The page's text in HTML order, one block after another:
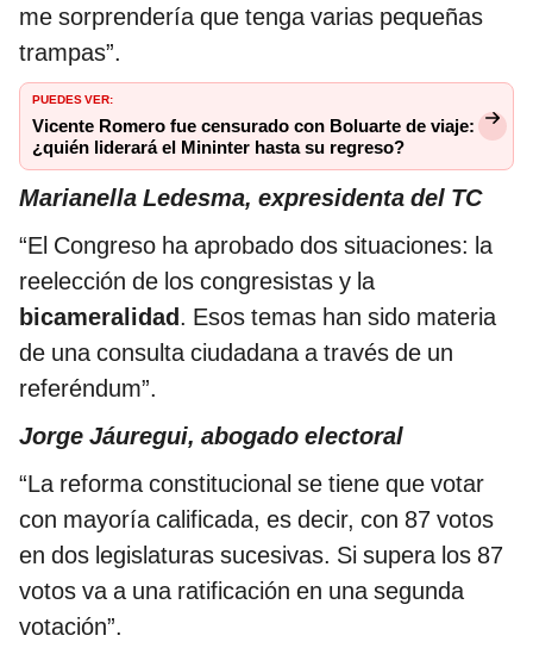
me sorprendería que tenga varias pequeñas
trampas”.
PUEDES VER:
Vicente Romero fue censurado con Boluarte de viaje:
¿quién liderará el Mininter hasta su regreso?
Marianella Ledesma, expresidenta del TC
“El Congreso ha aprobado dos situaciones: la
reelección de los congresistas y la
bicameralidad. Esos temas han sido materia
de una consulta ciudadana a través de un
referéndum”.
Jorge Jáuregui, abogado electoral
“La reforma constitucional se tiene que votar
con mayoría calificada, es decir, con 87 votos
en dos legislaturas sucesivas. Si supera los 87
votos va a una ratificación en una segunda
votación”.